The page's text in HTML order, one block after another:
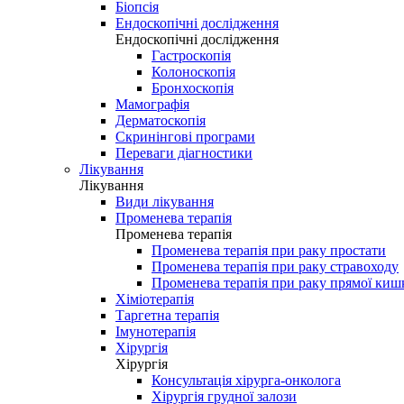
Біопсія
Ендоскопічні дослідження
Ендоскопічні дослідження
Гастроскопія
Колоноскопія
Бронхоскопія
Мамографія
Дерматоскопія
Скринінгові програми
Переваги діагностики
Лікування
Лікування
Види лікування
Променева терапія
Променева терапія
Променева терапія при раку простати
Променева терапія при раку стравоходу
Променева терапія при раку прямої
Хіміотерапія
Таргетна терапія
Імунотерапія
Хірургія
Хірургія
Консультація хірурга-онколога
Хірургія грудної залози